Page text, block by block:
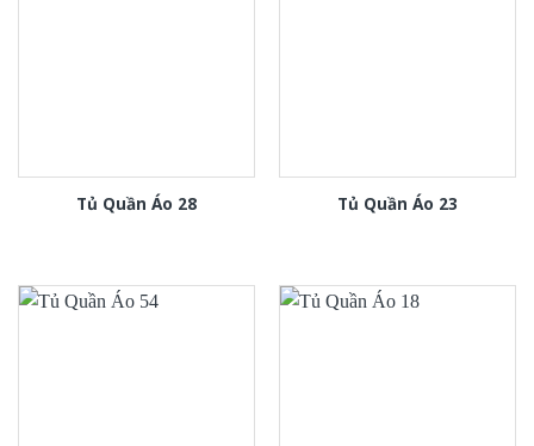
Tủ Quần Áo 28 Tủ Quần Áo 23